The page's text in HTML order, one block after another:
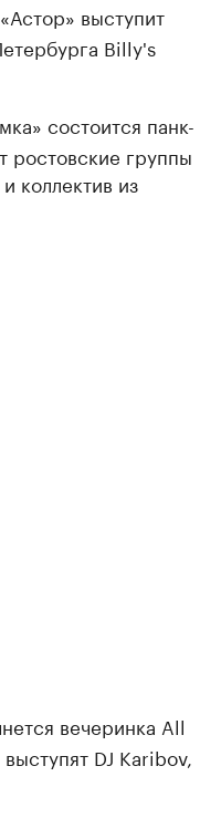
выступит
Billy's
состоится панк-
ростовские группы
коллектив из
вечеринка All
DJ Karibov,